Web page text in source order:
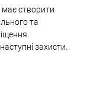
створити
та
захисти.